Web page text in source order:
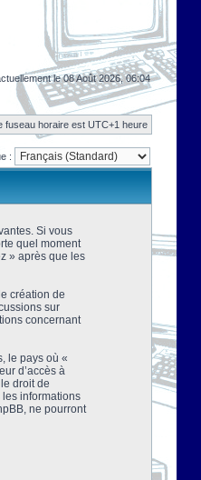
le 08 Août 2026, 06:04
fuseau horaire est UTC+1 heure
:
Si vous
quel moment
» après que les
création de
sur
concernant
le pays où «
d’accès à
droit de
les informations
ne pourront